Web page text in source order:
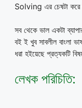
Solving এর চেষটা করে
সব থেকে ভাল একটা
বই ই খুব সাবলীল বাংলা
ধরা হইয়েছে প্রত্যকটি
লেখক পরিচিতি: